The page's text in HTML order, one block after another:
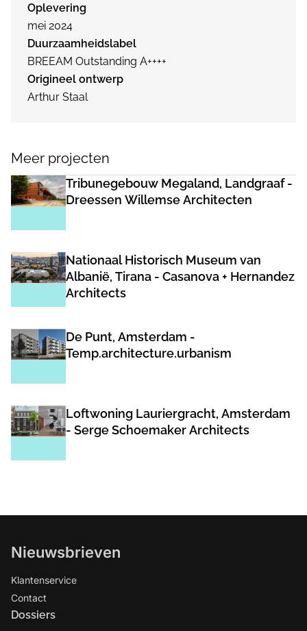
Oplevering
mei 2024
Duurzaamheidslabel
BREEAM Outstanding A++++
Origineel ontwerp
Arthur Staal
Meer projecten
Tribunegebouw Megaland, Landgraaf -
Dreessen Willemse Architecten
Nationaal Historisch Museum van
Albanië, Tirana - Casanova + Hernandez
Architects
De Punt, Amsterdam -
Temp.architecture.urbanism
Loftwoning Lauriergracht, Amsterdam
- Serge Schoemaker Architects
Nieuwsbrieven
Klantenservice
Contact
Dossiers